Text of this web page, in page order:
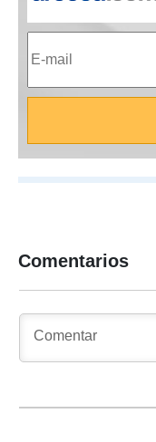
Comentarios